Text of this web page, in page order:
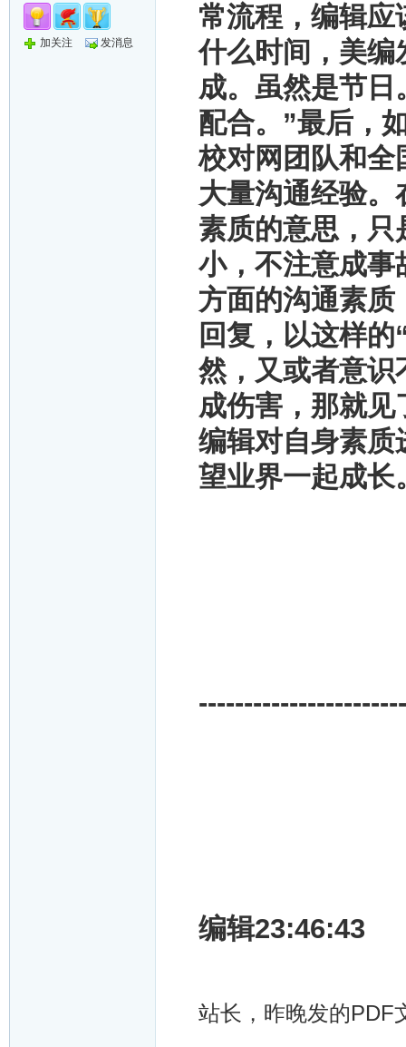
加关注 发消息
常流程，编辑应
什么时间，美编
成。虽然是节
配合。”最后，
校对网团队和全
大量沟通经验
素质的意思，
小，不注意成事
方面的沟通素
回复，以这样
然，又或者意识
成伤害，那就
编辑对自身素质
望业界一起成长
编辑23:46:43
站长，昨晚发的PDF